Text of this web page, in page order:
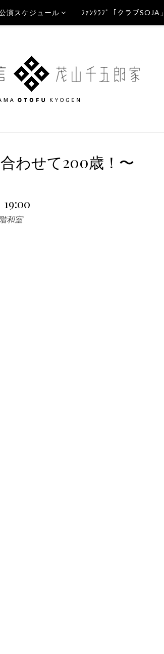
演スケジュール ﾌｧﾝｸﾗﾌﾞ「クラブSOJA」
わせて200歳！〜
19:00
和室